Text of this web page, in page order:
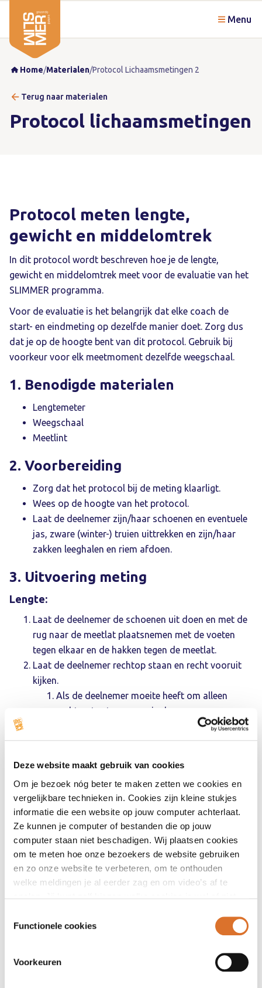
Deze website maakt gebruik van cookies
Om je bezoek nóg beter te maken zetten we cookies en
vergelijkbare technieken in. Cookies zijn kleine stukjes
informatie die een website op jouw computer achterlaat.
Ze kunnen je computer of bestanden die op jouw
computer staan niet beschadigen. Wij plaatsen cookies
om te meten hoe onze bezoekers de website gebruiken
en zo onze website te verbeteren, om te onthouden
welke meldingen je al eerder zag en om video’s af te
Functionele cookies
Voorkeuren
Menu
Home/Materialen/Protocol Lichaamsmetingen 2
Terug naar materialen
Protocol lichaamsmetingen
Protocol meten lengte,
gewicht en middelomtrek
In dit protocol wordt beschreven hoe je de lengte,
gewicht en middelomtrek meet voor de evaluatie van het
SLIMMER programma.
Voor de evaluatie is het belangrijk dat elke coach de
start- en eindmeting op dezelfde manier doet. Zorg dus
dat je op de hoogte bent van dit protocol. Gebruik bij
voorkeur voor elk meetmoment dezelfde weegschaal.
1. Benodigde materialen
Lengtemeter
Weegschaal
Meetlint
2. Voorbereiding
Zorg dat het protocol bij de meting klaarligt.
Wees op de hoogte van het protocol.
Laat de deelnemer zijn/haar schoenen en eventuele
jas, zware (winter-) truien uittrekken en zijn/haar
zakken leeghalen en riem afdoen.
3. Uitvoering meting
Lengte:
Laat de deelnemer de schoenen uit doen en met de
rug naar de meetlat plaatsnemen met de voeten
tegen elkaar en de hakken tegen de meetlat.
Laat de deelnemer rechtop staan en recht vooruit
kijken.
Als de deelnemer moeite heeft om alleen
rechtop te staan, mag je de persoon
de deelnemer.
knotten/haardossen niet worden gemeten.
Lees de lengte af in 0.1 centimeter en vul dit in op
het registratieformulier.
Gewicht:
Laat de deelnemer schoenen en eventuele jas, zware
(winter-) truien uittrekken en zijn/haar zakken
Vraag de deelnemer op de weegschaal te gaan
staan met sokken, laat diegene rechtop staan en
Lees het gewicht op 0.1 kilogram nauwkeurig af en